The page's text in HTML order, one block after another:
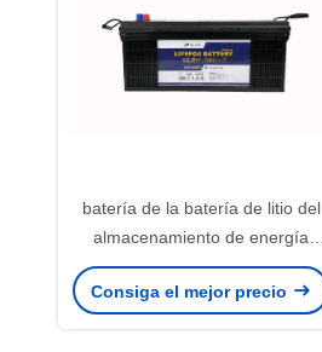
batería de la batería de litio del
almacenamiento de energía
3840Wh 12V 300ah Lifepo4
Consiga el mejor precio